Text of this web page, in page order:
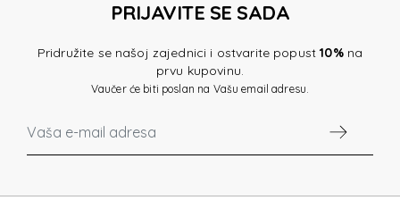
PRIJAVITE SE SADA
Pridružite se našoj zajednici i ostvarite popust10%na
prvu kupovinu.
Vaučer će biti poslan na Vašu email adresu.